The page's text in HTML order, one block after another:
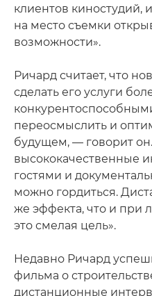
клиентов киностудий,
на место съемки
возможности».
Ричард считает, что
сделать его услуги
переосмыслить и
будущем, — говорит
высококачественные
гостями и
можно гордиться.
же эффекта, что и при
это смелая цель».
Недавно Ричард
фильма о
дистанционные